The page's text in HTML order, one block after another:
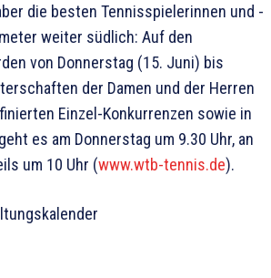
die besten Tennisspielerinnen und -
weiter südlich: Auf den
von Donnerstag (15. Juni) bis
der Damen und der Herren
Einzel-Konkurrenzen sowie in
es am Donnerstag um 9.30 Uhr, an
um 10 Uhr (www.wtb-tennis.de).